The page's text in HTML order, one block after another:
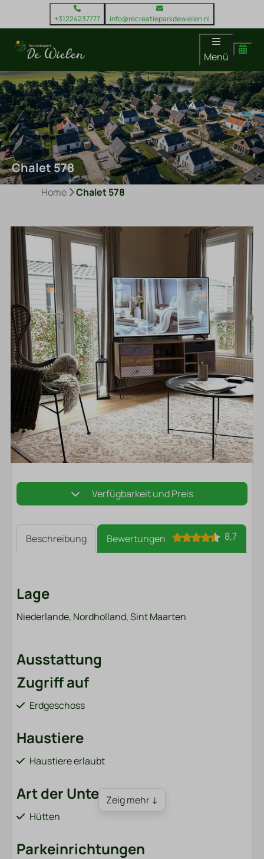
+31224237777 info@recreatieparkdewielen.nl
Menü
Chalet 578
Home Chalet 578
Verfügbarkeit und Preis
Beschreibung Bewertungen 8,7
Lage
Niederlande, Nordholland, Sint Maarten
Ausstattung
Zugriff auf
Erdgeschoss
Haustiere
Haustiere erlaubt
Art der Unterkunft
Hütten
Parkeinrichtungen
Zeig mehr ↓